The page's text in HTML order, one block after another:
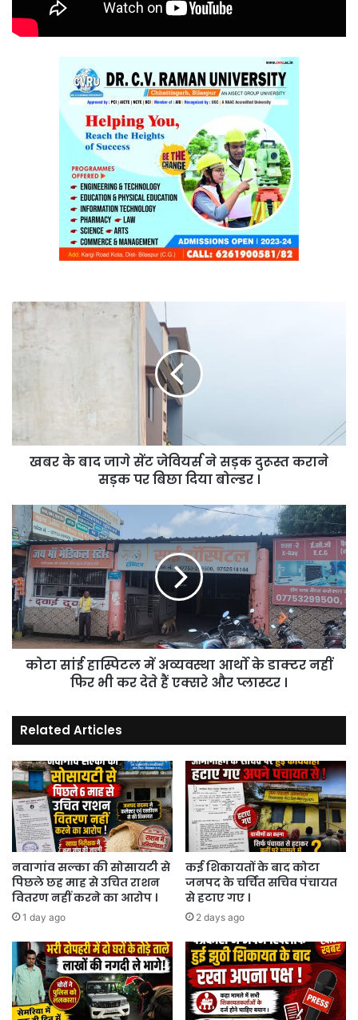
खबर
जेवियर्स
दुरूस्त
कराने
बिछा
दिया
बोल्डर
खबर के बाद जागे सेंट जेवियर्स ने सड़क दुरूस्त कराने
सड़क पर बिछा दिया बोल्डर ।
कोटा
सांई
हास्पिटल
में
अव्यवस्था
आर्थो
के
डाक्टर
नहीं
फिर
देते
एक्सरे
और
प्लास्टर
।
कोटा सांई हास्पिटल में अव्यवस्था आर्थो के डाक्टर नहीं
फिर भी कर देते हैं एक्सरे और प्लास्टर ।
Related Articles
नवागांव सल्का की सोसायटी से
पिछले छह माह से उचित राशन
वितरण नहीं करने का आरोप ।
1 day ago
कई शिकायतों के बाद कोटा
जनपद के चर्चित सचिव पंचायत
से हटाए गए ।
2 days ago